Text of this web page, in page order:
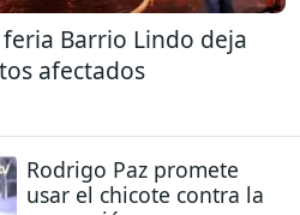
Barrio Lindo deja
afectados
Rodrigo Paz promete
usar el chicote contra la